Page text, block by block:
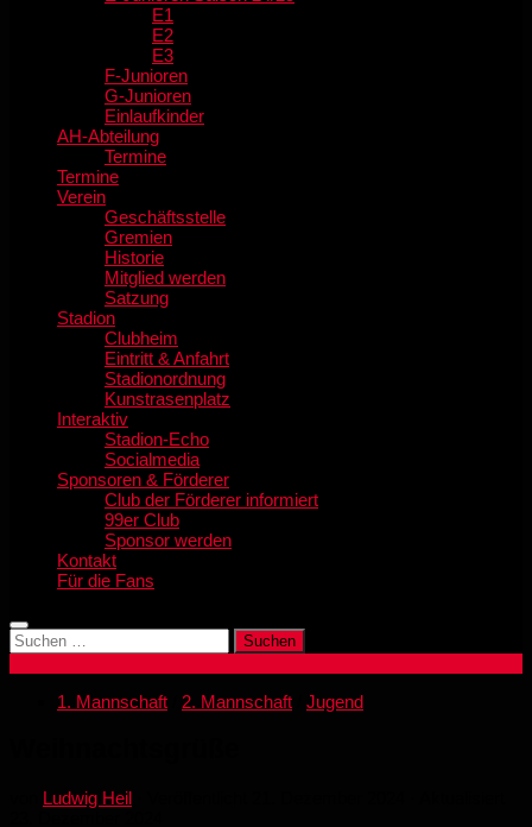
E1
E2
E3
F-Junioren
G-Junioren
Einlaufkinder
AH-Abteilung
Termine
Termine
Verein
Geschäftsstelle
Gremien
Historie
Mitglied werden
Satzung
Stadion
Clubheim
Eintritt & Anfahrt
Stadionordnung
Kunstrasenplatz
Interaktiv
Stadion-Echo
Socialmedia
Sponsoren & Förderer
Club der Förderer informiert
99er Club
Sponsor werden
Kontakt
Für die Fans
Suchen
nach:
1. Mannschaft 2. Mannschaft Jugend
Ludwig Heil